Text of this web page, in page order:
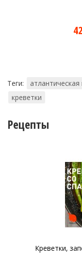
Теги: атлантическая
креветки
Рецепты
Креветки,